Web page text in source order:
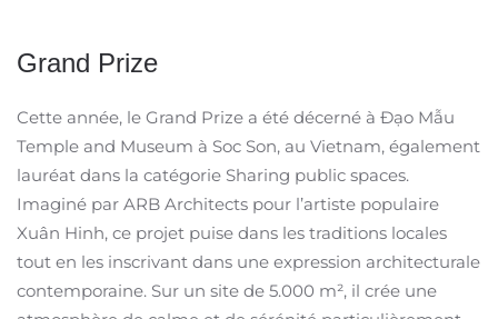
Grand Prize
Cette année, le Grand Prize a été décerné à Đạo Mẫu
Temple and Museum à Soc Son, au Vietnam, également
lauréat dans la catégorie Sharing public spaces.
Imaginé par ARB Architects pour l’artiste populaire
Xuân Hinh, ce projet puise dans les traditions locales
tout en les inscrivant dans une expression architecturale
contemporaine. Sur un site de 5.000 m², il crée une